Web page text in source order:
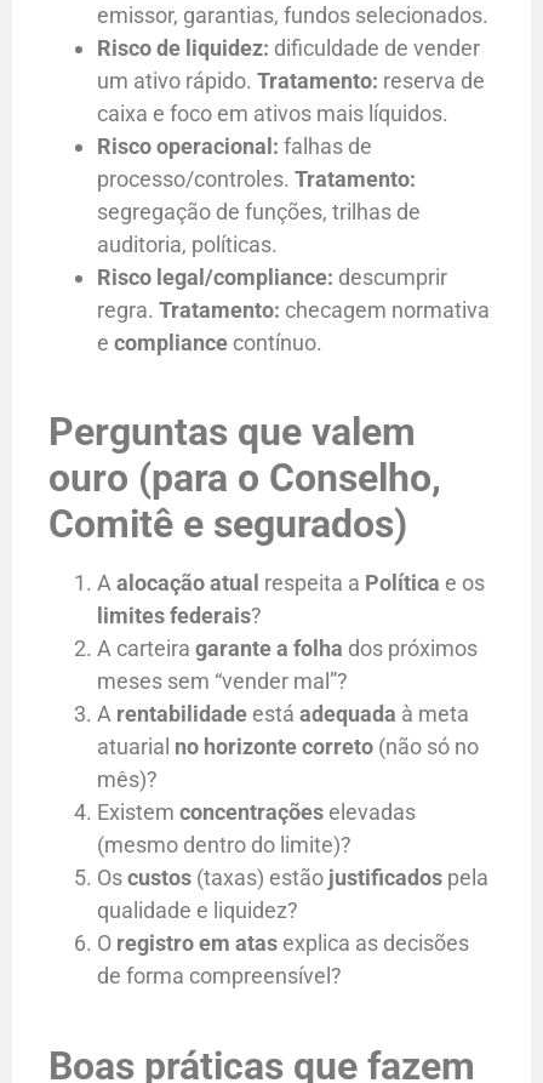
emissor, garantias, fundos selecionados.
Risco de liquidez: dificuldade de vender
um ativo rápido. Tratamento: reserva de
caixa e foco em ativos mais líquidos.
Risco operacional: falhas de
processo/controles. Tratamento:
segregação de funções, trilhas de
auditoria, políticas.
Risco legal/compliance: descumprir
regra. Tratamento: checagem normativa
e compliance contínuo.
Perguntas que valem
ouro (para o Conselho,
Comitê e segurados)
Aalocação atual respeita a Política e os
limites federais?
A carteira garante a folha dos próximos
meses sem “vender mal”?
A rentabilidade está adequada à meta
atuarial no horizonte correto (não só no
mês)?
Existem concentrações elevadas
(mesmo dentro do limite)?
Oscustos (taxas) estão justificados pela
qualidade e liquidez?
O registro em atas explica as decisões
de forma compreensível?
Boas práticas que fazem